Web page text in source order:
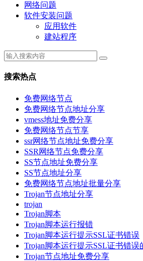
网络问题
软件安装问题
应用软件
建站程序
搜索热点
免费网络节点
免费网络节点地址分享
vmess地址免费分享
免费网络节点节享
ssr网络节点地址免费分享
SSR网络节点免费分享
SS节点地址免费分享
SS节点地址分享
免费网络节点地址批量分享
Trojan节点地址分享
trojan
Trojan脚本
Trojan脚本运行报错
Trojan脚本运行提示SSL证书错误
Trojan脚本运行提示SSL证书错误
Trojan节点地址免费分享